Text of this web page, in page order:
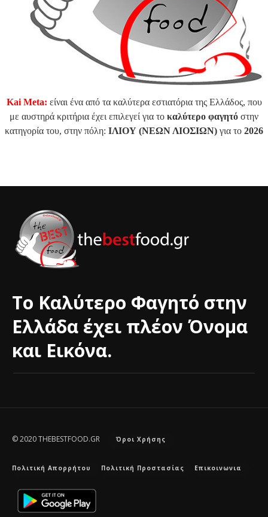
Kai Meta: είναι ένα από τα καλύτερα εστιατόρια της Ελλάδος, που
με αυστηρά κριτήρια έχει επιλεγεί για το καλύτερο φαγητό στην
κατηγορία του, στην πόλη: ΙΛΙΟΥ (ΝΕΩΝ ΛΙΟΣΙΩΝ) για το 2026
Το Καλύτερο Φαγητό στην
Ελλάδα έχει πλέον Όνομα
και Εικόνα.
© 2020 THEBESTFOOD.GR Όροι Χρήσης
Πολιτική Απορρήτου Πολιτική Προστασίας Επικοινωνια